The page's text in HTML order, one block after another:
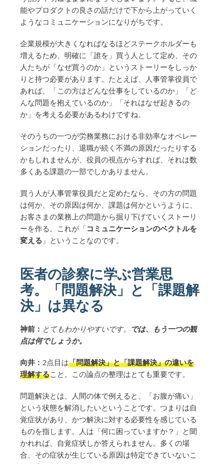
能やプロダクトの良さの話だけで下から上がっていく
ようなコミュニケーションになりがちです。
企業規模が大きくなればなるほどステークホルダーも
増えるため、明確に「誰を」買う人として定め、その
人たちが「なぜ買うのか」というストーリーをしっか
りと持つ必要があります。たとえば、人事管掌役員で
あれば、「この方はどんな仕事をしているのか」「ど
んな問題を抱えているのか」「それはなぜ起きるの
か」を考える必要があるわけですね。
そのうちの一つが労務業務における非効率なオペレー
ションだったり、退職が続く不満の原因だったりする
かもしれませんが、役員の視点からすれば、それは数
多くある課題の一部でしかありません。
買う人が人事管掌役員だと定めたなら、その方の問題
は何か、その原因は何か、課題は何かというように、
お客さまの業務上の問題から掘り下げていくストーリ
ーを作る。これが「コミュニケーションのベクトルを
変える 」ということなのです。
医者の診察に学ぶ営業思
考。「問題解決」と「課題解
決」は異なる
神前： とてもわかりやすいです。
では、もう一つの観
点は何でしょうか。
向井： 2点目は「問題解決」と「課題解決」の違いを
理解すること。この論点の整理はとても重要です。
問題解決とは、人間の体で例えると、「お腹が痛い」
という状態を解消したいということです。つまりは自
覚症状があり、かつ解決に対する必要性を感じている
ものを指します。人は「何に困っていますか？」と聞
かれれば、自覚症状しか答えられません。多くの場
合、その症状が生じている原因は特定できていないこ